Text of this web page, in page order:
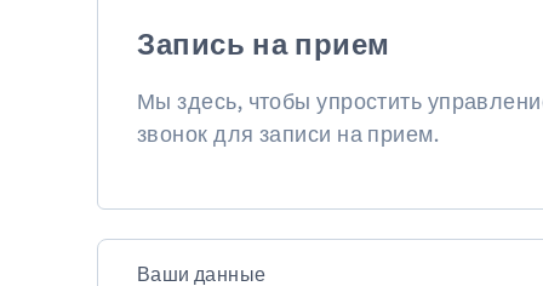
Запись на прием
Мы здесь, чтобы упростить
звонок для записи на прием.
Ваши данные